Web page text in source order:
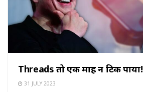
Threads तो एक माह न टिक पाया!
31 JULY 2023